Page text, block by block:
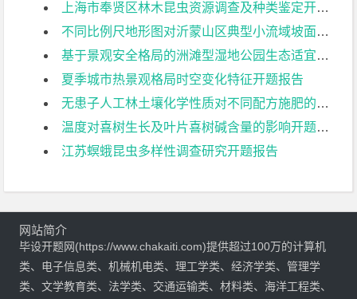
上海市奉贤区林木昆虫资源调查及种类鉴定开题报告
不同比例尺地形图对沂蒙山区典型小流域坡面地形因子提取的影响开题报告
基于景观安全格局的洲滩型湿地公园生态适宜性分区优化方法研究开题报告
夏季城市热景观格局时空变化特征开题报告
无患子人工林土壤化学性质对不同配方施肥的响应开题报告
温度对喜树生长及叶片喜树碱含量的影响开题报告
江苏螟蛾昆虫多样性调查研究开题报告
网站简介
毕设开题网(https://www.chakaiti.com)提供超过100万的计算机
类、电子信息类、机械机电类、理工学类、经济学类、管理学
类、文学教育类、法学类、交通运输类、材料类、海洋工程类、